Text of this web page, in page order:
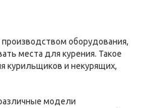
производством оборудования,
места для курения. Такое
курильщиков и некурящих,
модели